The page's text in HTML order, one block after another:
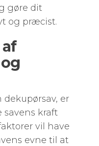
gøre dit
og præcist.
er
kraft
vil have
evne til at